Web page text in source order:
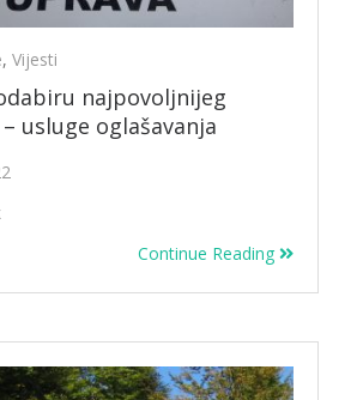
,Vijesti
najpovoljnijeg
usluge oglašavanja
Continue Reading